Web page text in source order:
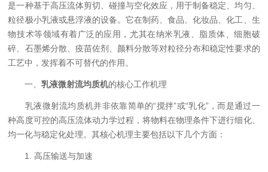
是一种基于高压流体剪切、碰撞与空化效应，用于制备稳定、均匀、
粒径极小乳液或悬浮液的设备。它在制药、食品、化妆品、化工、生
物技术等领域有着广泛的应用，尤其在纳米乳液、脂质体、细胞破
碎、石墨烯分散、疫苗佐剂、颜料分散等对粒径分布和稳定性要求的
工艺中，发挥着不可替代的作用。
一、乳液微射流均质机的核心工作机理
乳液微射流均质机并非依靠简单的“搅拌”或“乳化”，而是通过一
种高度可控的高压流体动力学过程，将物料在物理条件下进行细化、
均一化与稳定化处理。其核心机理主要包括以下几个方面：
1. 高压输送与加速